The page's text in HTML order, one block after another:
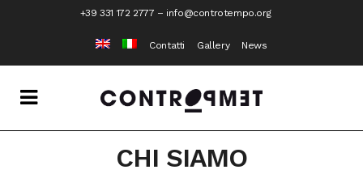
+39 331 172 2777 – info@controtempo.org
Contatti Gallery News
CHI SIAMO